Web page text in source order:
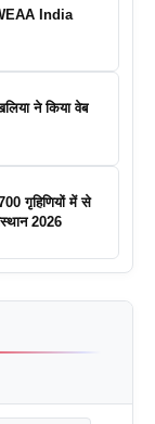
India
ने किया वेब
गृहिणियों में से
2026